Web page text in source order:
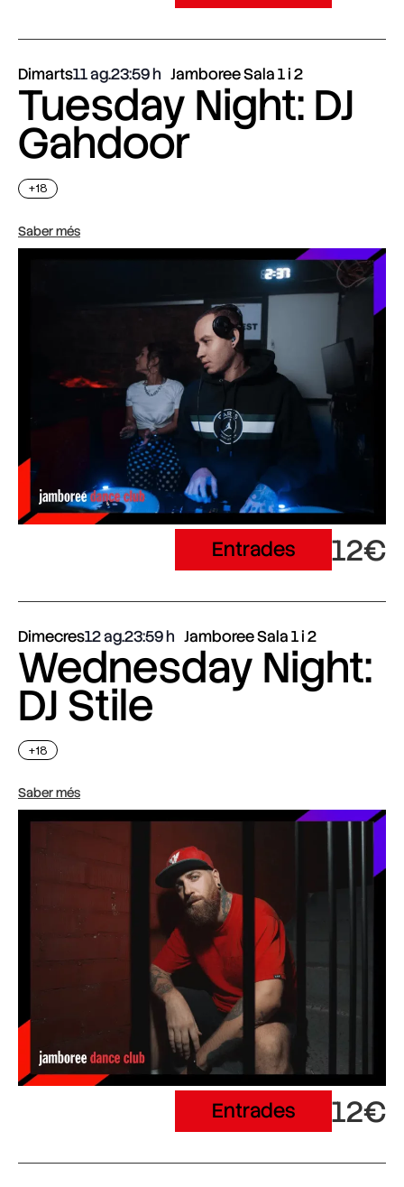
Dimarts11 ag.23:59 Jamboree Sala 1 i 2
Tuesday Night: DJ
Gahdoor
+18
Saber més
Entrades 12€
Dimecres12 ag.23:59 Jamboree Sala 1 i 2
Wednesday Night:
DJ Stile
+18
Saber més
Entrades 12€